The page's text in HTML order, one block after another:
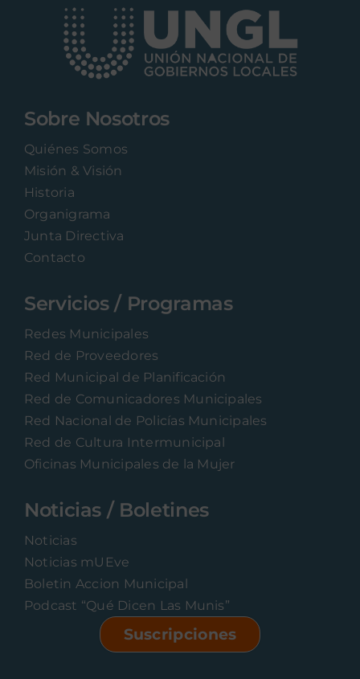
Sobre Nosotros
Quiénes Somos
Misión & Visión
Historia
Organigrama
Junta Directiva
Contacto
Servicios / Programas
Redes Municipales
Red de Proveedores
Red Municipal de Planificación
Red de Comunicadores Municipales
Red Nacional de Policías Municipales
Red de Cultura Intermunicipal
Oficinas Municipales de la Mujer
Noticias / Boletines
Noticias
Noticias mUEve
Boletin Accion Municipal
Podcast “Qué Dicen Las Munis”
Suscripciones